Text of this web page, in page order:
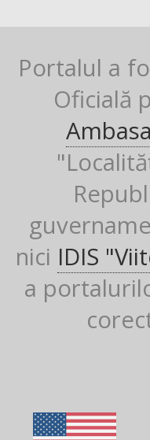
Portalul a
Oficială
nici IDIS
a